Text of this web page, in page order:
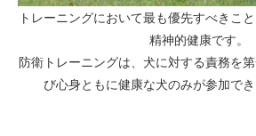
トレーニングにおいて最も優先すべきこ
精神的健康です。
防衛トレーニングは、犬に対する責務を
び心身ともに健康な犬のみが参加でき